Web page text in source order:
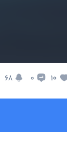
10
0
68